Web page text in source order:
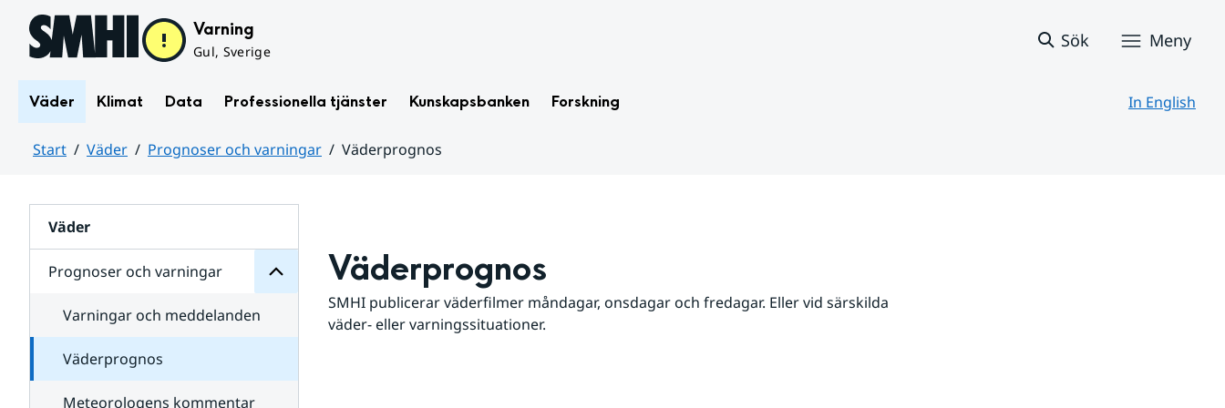
Hoppa till sidans innehåll Varning
Gul, Sverige
Sök Meny
Väder Klimat Data Professionella tjänster Kunskapsbanken Forskning In English
Start Väder Prognoser och varningar
Väderprognos
Väder
Prognoser och varningar
för
varningar
Varningar och meddelanden
Väderprognos
Meteorologens kommentar
Väderprognos
SMHI publicerar väderfilmer måndagar, onsdagar och fredagar. Eller vid särskilda
väder- eller varningssituationer.